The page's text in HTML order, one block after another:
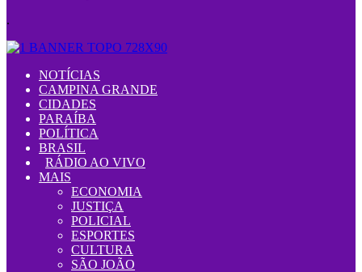
.
NOTÍCIAS
CAMPINA GRANDE
CIDADES
PARAÍBA
POLÍTICA
BRASIL
RÁDIO AO VIVO
MAIS
ECONOMIA
JUSTIÇA
POLICIAL
ESPORTES
CULTURA
SÃO JOÃO